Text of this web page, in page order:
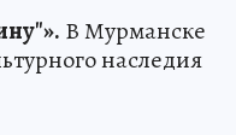
В Мурманске
наследия